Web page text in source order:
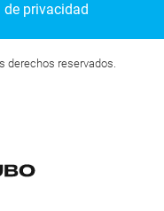
de privacidad
derechos reservados.